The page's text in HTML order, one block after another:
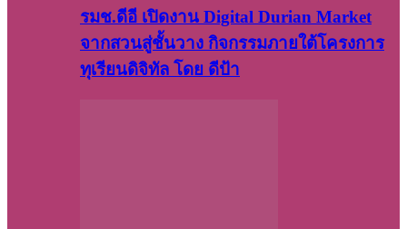
รมช.ดีอี เปิดงาน Digital Durian Market
จากสวนสู่ชั้นวาง กิจกรรมภายใต้โครงการ
ทุเรียนดิจิทัล โดย ดีป้า